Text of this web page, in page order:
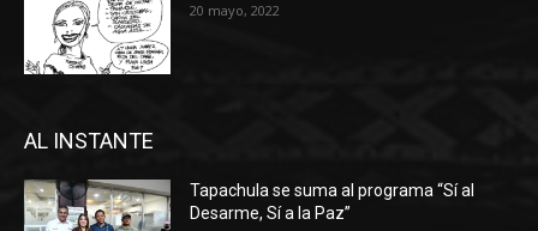
20 mayo, 2022
AL INSTANTE
Tapachula se suma al programa “Sí al
Desarme, Sí a la Paz”